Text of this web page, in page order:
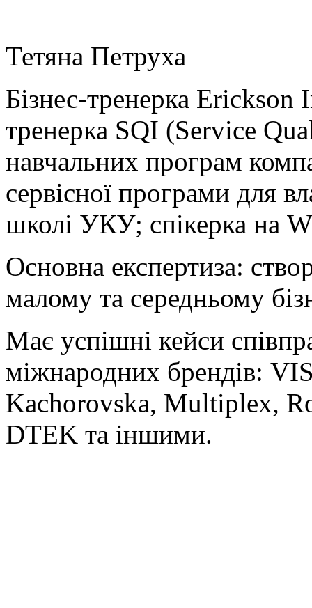
Тетяна Петруха
Бізнес-тренерка Erickson
тренерка SQI (Service
навчальних програм
сервісної програми для
школі УКУ; спікерка на
Основна експертиза:
малому та середньому
Має успішні кейси
міжнародних брендів:
Kachorovska, Multiplex,
DTEK та іншими.